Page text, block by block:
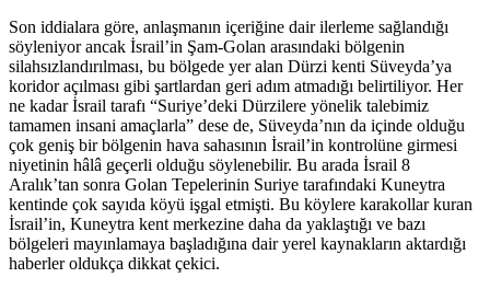
Son iddialara göre, anlaşmanın içeriğine dair ilerleme sağlandığı
söyleniyor ancak İsrail’in Şam-Golan arasındaki bölgenin
silahsızlandırılması, bu bölgede yer alan Dürzi kenti Süveyda’ya
koridor açılması gibi şartlardan geri adım atmadığı belirtiliyor. Her
ne kadar İsrail tarafı “Suriye’deki Dürzilere yönelik talebimiz
tamamen insani amaçlarla” dese de, Süveyda’nın da içinde olduğu
çok geniş bir bölgenin hava sahasının İsrail’in kontrolüne girmesi
niyetinin hâlâ geçerli olduğu söylenebilir. Bu arada İsrail 8
Aralık’tan sonra Golan Tepelerinin Suriye tarafındaki Kuneytra
kentinde çok sayıda köyü işgal etmişti. Bu köylere karakollar kuran
İsrail’in, Kuneytra kent merkezine daha da yaklaştığı ve bazı
bölgeleri mayınlamaya başladığına dair yerel kaynakların aktardığı
haberler oldukça dikkat çekici.